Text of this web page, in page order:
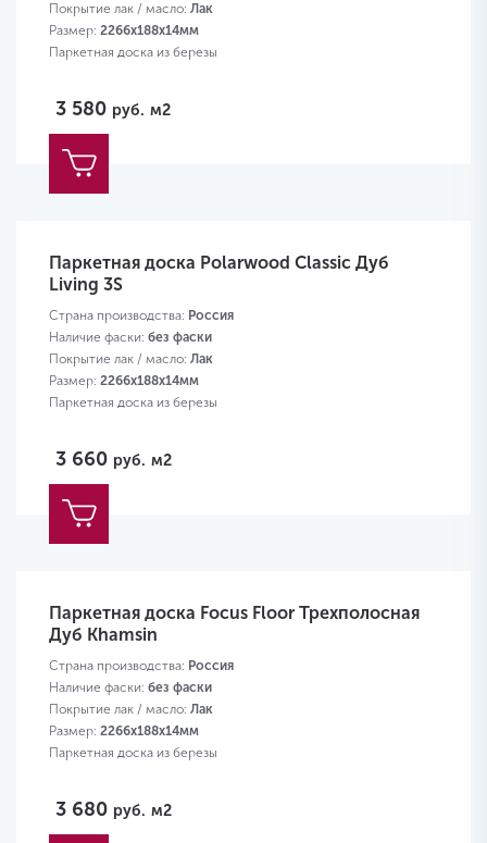
Покрытие лак / масло: Лак
Размер: 2266х188х14мм
Паркетная доска из березы
3 580 руб. м2
Паркетная доска Polarwood Classic Дуб
Living 3S
Страна производства: Россия
Наличие фаски: без фаски
Покрытие лак / масло: Лак
Размер: 2266х188х14мм
Паркетная доска из березы
3 660 руб. м2
Паркетная доска Focus Floor Трехполосная
Дуб Khamsin
Страна производства: Россия
Наличие фаски: без фаски
Покрытие лак / масло: Лак
Размер: 2266х188х14мм
Паркетная доска из березы
3 680 руб. м2